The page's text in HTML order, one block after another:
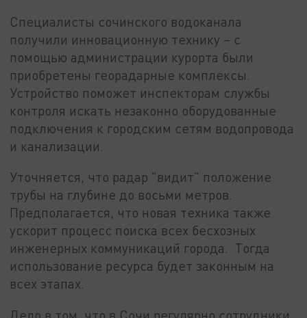
Специалисты сочинского водоканала
получили инновационную технику – с
помощью администрации курорта были
приобретены георадарные комплексы.
Устройство поможет инспекторам службы
контроля искать незаконно оборудованные
подключения к городским сетям водопровода
и канализации.
Уточняется, что радар "видит" положение
трубы на глубине до восьми метров.
Предполагается, что новая техника также
ускорит процесс поиска всех бесхозных
инженерных коммуникаций города. Тогда
использование ресурса будет законным на
всех этапах.